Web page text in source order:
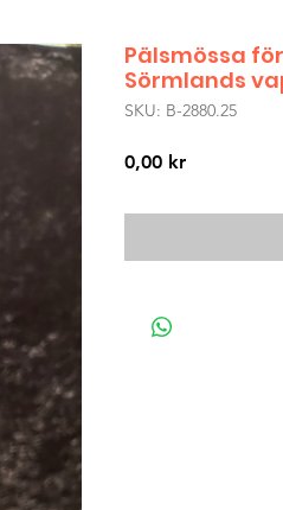
Pälsmössa
Sörmlands
SKU: B-2880.25
0,00 krPris